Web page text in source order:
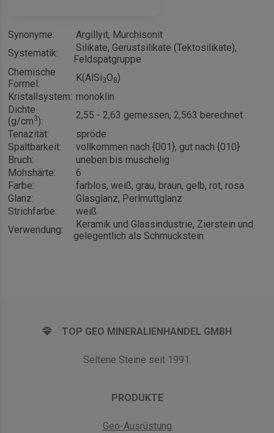
Synonyme:
Argillyit, Murchisonit
Systematik:
Silikate, Gerüstsilikate (Tektosilikate),
Feldspatgruppe
Chemische
Formel:
K(AlSi3O8)
Kristallsystem: monoklin
Dichte
(g/cm3):
2,55 - 2,63 gemessen, 2,563 berechnet
Tenazität:
spröde
Spaltbarkeit:
vollkommen nach {001}, gut nach {010}
Bruch:
uneben bis muschelig
Mohshärte:
6
Farbe:
farblos, weiß, grau, braun, gelb, rot, rosa
Glanz:
Glasglanz, Perlmuttglanz
Strichfarbe:
weiß
Verwendung:
Keramik und Glassindustrie, Zierstein und
gelegentlich als Schmuckstein
TOP GEO MINERALIENHANDEL GMBH
Seltene Steine seit 1991.
PRODUKTE
Geo-Ausrüstung